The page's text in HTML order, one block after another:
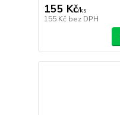
155 Kč/ks
155 Kč bez DPH